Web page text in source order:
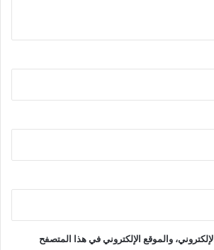
والموقع الإلكتروني في هذا المتصفح